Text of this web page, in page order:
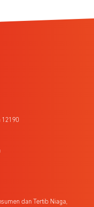
12190
dan Tertib Niaga,